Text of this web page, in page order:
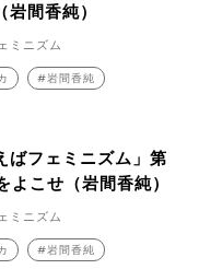
岩間香純）
ミニズム
岩間香純
ばフェミニズム」第
よこせ（岩間香純）
ミニズム
岩間香純